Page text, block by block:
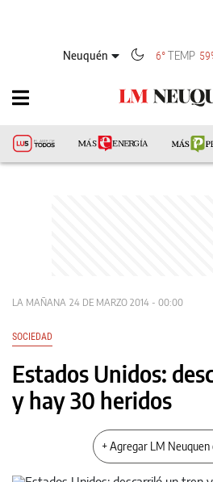
Neuquén 6°TEMP
LA MAÑANA 24 DE MARZO 2014 - 00:00
SOCIEDAD
Estados Unidos:
y hay 30 heridos
+ Agregar LM Neuquen